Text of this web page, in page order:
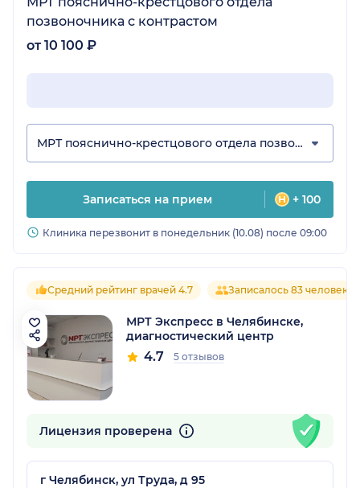
позвоночника с контрастом
от 10 100 ₽
МРТ пояснично-крестцового отдела позвоночника
Записаться на прием + 100
Клиника перезвонит в понедельник (10.08) после 09:00
Средний рейтинг врачей 4.7 Записалось 83 человека
МРТ Экспресс в Челябинске,
диагностический центр
4.7 5 отзывов
Лицензия проверена
г Челябинск, ул Труда, д 95